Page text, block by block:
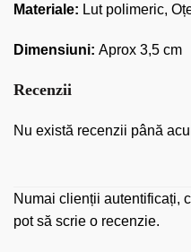
Materiale: Lut polimeric,
Dimensiuni: Aprox 3,5 cm
Recenzii
Nu există recenzii până
Numai clienții autentificați,
pot să scrie o recenzie.